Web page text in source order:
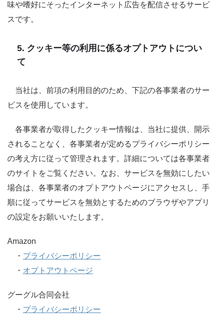
味や嗜好にそったインターネット広告を配信させるサービ
スです。
5. クッキー等の利用に係るオプトアウトについ
て
当社は、前項の利用目的のため、下記の各事業者のサー
ビスを使用しています。
各事業者が取得したクッキー情報は、当社に提供、開示
されることなく、各事業者が定めるプライバシーポリシー
の考え方に従って管理されます。詳細については各事業者
のサイトをご覧ください。なお、サービスを無効にしたい
場合は、各事業者のオプトアウトページにアクセスし、手
順に従ってサービスを無効とするためのブラウザやアプリ
の設定をお願いいたします。
Amazon
・ プライバシーポリシー
・ オプトアウトページ
グーグル合同会社
・ プライバシーポリシー